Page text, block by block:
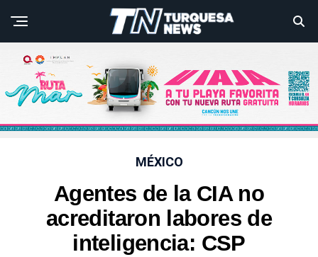
MÉXICO
Agentes de la CIA no
acreditaron labores de
inteligencia: CSP